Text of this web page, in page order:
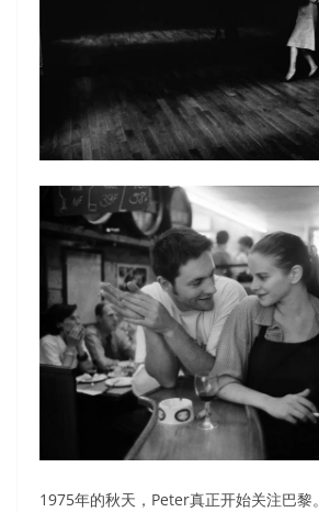
1975年的秋天，Peter真正开始关注巴黎。